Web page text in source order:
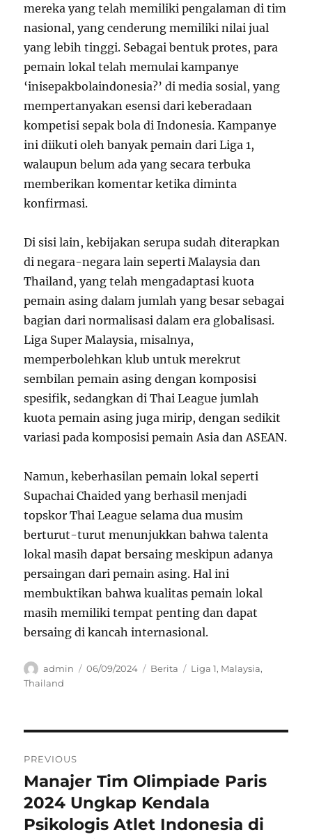
mereka yang telah memiliki pengalaman di tim
nasional, yang cenderung memiliki nilai jual
yang lebih tinggi. Sebagai bentuk protes, para
pemain lokal telah memulai kampanye
‘inisepakbolaindonesia?’ di media sosial, yang
mempertanyakan esensi dari keberadaan
kompetisi sepak bola di Indonesia. Kampanye
ini diikuti oleh banyak pemain dari Liga 1,
walaupun belum ada yang secara terbuka
memberikan komentar ketika diminta
konfirmasi.
Di sisi lain, kebijakan serupa sudah diterapkan
di negara-negara lain seperti Malaysia dan
Thailand, yang telah mengadaptasi kuota
pemain asing dalam jumlah yang besar sebagai
bagian dari normalisasi dalam era globalisasi.
Liga Super Malaysia, misalnya,
memperbolehkan klub untuk merekrut
sembilan pemain asing dengan komposisi
spesifik, sedangkan di Thai League jumlah
kuota pemain asing juga mirip, dengan sedikit
variasi pada komposisi pemain Asia dan ASEAN.
Namun, keberhasilan pemain lokal seperti
Supachai Chaided yang berhasil menjadi
topskor Thai League selama dua musim
berturut-turut menunjukkan bahwa talenta
lokal masih dapat bersaing meskipun adanya
persaingan dari pemain asing. Hal ini
membuktikan bahwa kualitas pemain lokal
masih memiliki tempat penting dan dapat
bersaing di kancah internasional.
Author
admin
Posted
06/09/2024 Categories
Berita Tags
Liga 1, Malaysia,
Thailand
pos
PREVIOUS
Previous
post:
Manajer Tim Olimpiade Paris
2024 Ungkap Kendala
Psikologis Atlet Indonesia di